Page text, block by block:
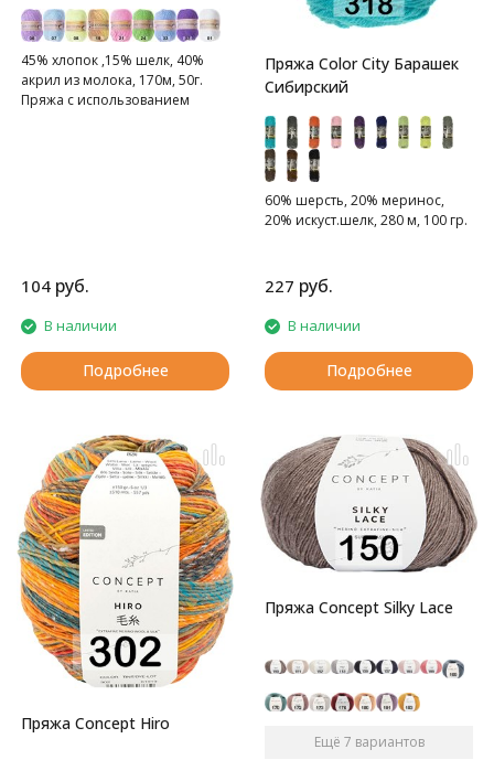
45% хлопок ,15% шелк, 40%
акрил из молока, 170м, 50г.
Пряжа с использованием
104 руб.
В наличии
Подробнее
Пряжа Color City Барашек
Сибирский
60% шерсть, 20% меринос,
20% искуст.шелк, 280 м, 100 гр.
227 руб.
В наличии
Подробнее
Пряжа Concept Hiro
Пряжа Concept Silky Lace
Ещё 7 вариантов